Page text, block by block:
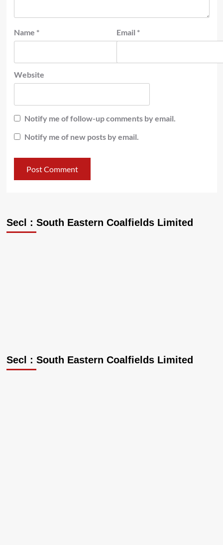
Name * Email *
Website
Notify me of follow-up comments by email.
Notify me of new posts by email.
Secl : South Eastern Coalfields Limited
Secl : South Eastern Coalfields Limited